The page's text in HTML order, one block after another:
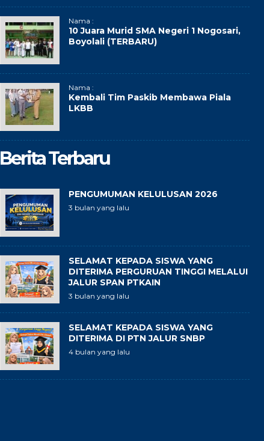
Nama :
10 Juara Murid SMA Negeri 1 Nogosari,
Boyolali (TERBARU)
Nama :
Kembali Tim Paskib Membawa Piala
LKBB
Berita Terbaru
PENGUMUMAN KELULUSAN 2026
3 bulan yang lalu
SELAMAT KEPADA SISWA YANG
DITERIMA PERGURUAN TINGGI MELALUI
JALUR SPAN PTKAIN
3 bulan yang lalu
SELAMAT KEPADA SISWA YANG
DITERIMA DI PTN JALUR SNBP
4 bulan yang lalu